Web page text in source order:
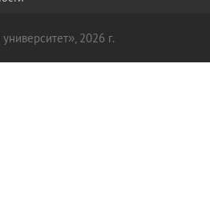
2026 г.